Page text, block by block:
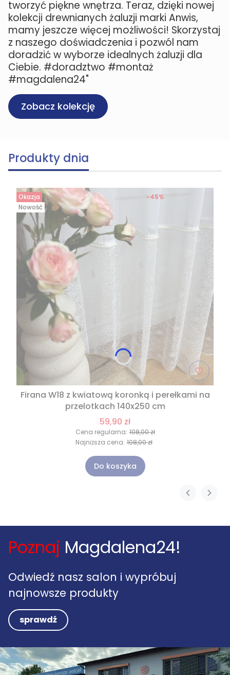
tworzyć piękne wnętrza. Teraz, dzięki nowej
kolekcji drewnianych żaluzji marki Anwis,
mamy jeszcze więcej możliwości! Skorzystaj
z naszego doświadczenia i pozwól nam
doradzić w wyborze idealnych żaluzji dla
Ciebie. #doradztwo #montaż
#magdalena24"
Zobacz kolekcję
Produkty dnia
Okazja
Nowość
Firana W18 z kwiatową koronką i perełkami na
przelotkach 140x250 cm
59,90 zł
Cena regularna: 108,00 zł
-45%
Najniższa cena: 108,00 zł
Do koszyka
Poznaj Magdalena24!
Odwiedź nasz salon i wypróbuj
najnowsze produkty
sprawdź